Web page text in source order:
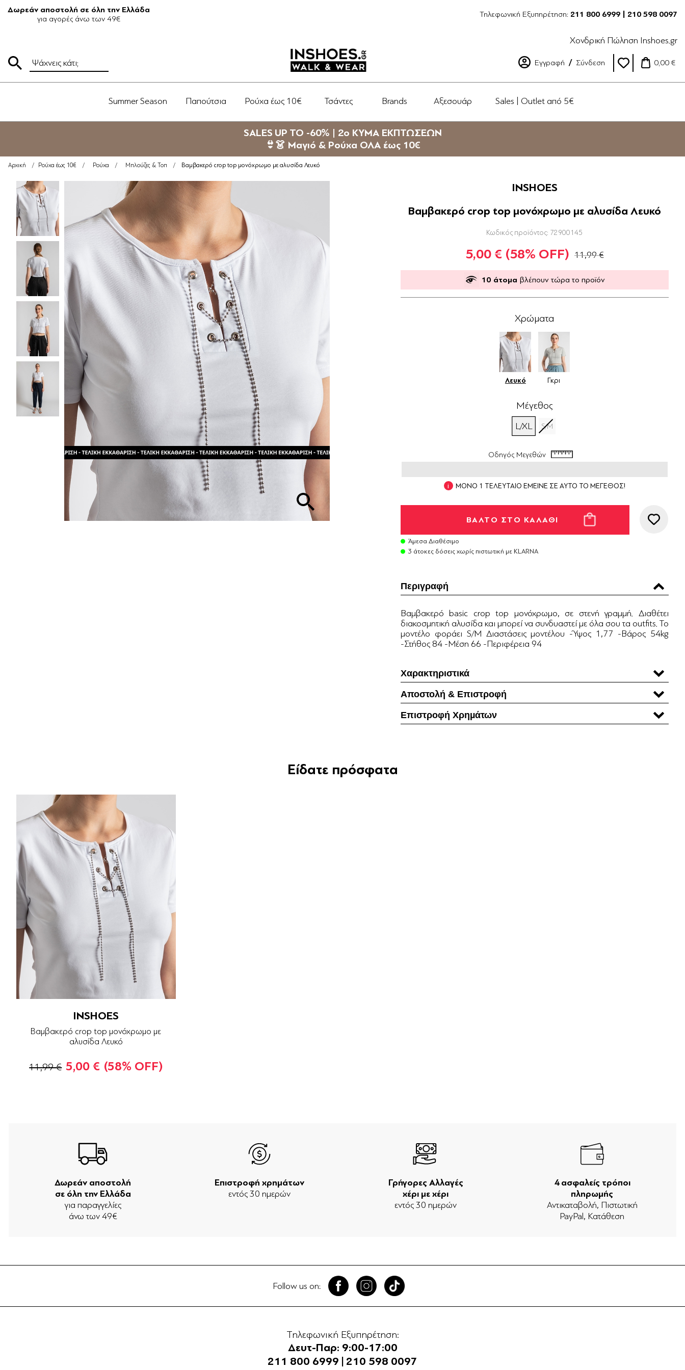
Δωρεάν αποστολή σε όλη την Ελλάδα
για αγορές άνω των 49€
Τηλεφωνική Εξυπηρέτηση: 211 800 6999 | 210 598 0097
Χονδρική Πώληση Inshoes.gr
Εγγραφή Σύνδεση 0,00 €
Summer Season Παπούτσια Ρούχα έως 10€ Τσάντες Brands Αξεσουάρ Sales | Outlet από 5€
SALES UP TO -60% | 2ο ΚΥΜΑ ΕΚΠΤΩΣΕΩΝ
👙👗 Μαγιό & Ρούχα ΟΛΑ έως 10€
Αρχική / Ρούχα έως 10€ / Ρούχα / Μπλούζες & Τοπ / Βαμβακερό crop top μονόχρωμο με αλυσίδα Λευκό
INSHOES
Βαμβακερό crop top μονόχρωμο με αλυσίδα Λευκό
Κωδικός προϊόντος: 72900145
5,00 € (58% OFF) 11,99 €
10 άτομα βλέπουν τώρα το προϊόν
Χρώματα
Λευκό Γκρι
Μέγεθος
L/XL S/M
Οδηγός Μεγεθών
ΜΟΝΟ 1 ΤΕΛΕΥΤΑΙΟ ΕΜΕΙΝΕ ΣΕ ΑΥΤΟ ΤΟ ΜΕΓΕΘΟΣ!
Άμεσα Διαθέσιμο
3 άτοκες δόσεις χωρίς πιστωτική με KLARNA
Περιγραφή
Bαμβακερό basic crop top μονόχρωμο, σε στενή γραμμή. Διαθέτει
διακοσμητική αλυσίδα και μπορεί να συνδυαστεί με όλα σου τα outfits. Το
μοντέλο φοράει S/M Διαστάσεις μοντέλου -Ύψος 1,77 -Βάρος 54kg
-Στήθος 84 -Μέση 66 -Περιφέρεια 94
Χαρακτηριστικά
Αποστολή & Επιστροφή
Επιστροφή Χρηµάτων
Είδατε πρόσφατα
INSHOES
Βαμβακερό crop top μονόχρωμο με
αλυσίδα Λευκό
11,99 € 5,00 € (58% OFF)
Δωρεάν αποστολή
σε όλη την Ελλάδα
για παραγγελίες
άνω των 49€
Επιστροφή χρημάτων
εντός 30 ημερών
Γρήγορες Αλλαγές
χέρι με χέρι
εντός 30 ημερών
4 ασφαλείς τρόποι
πληρωμής
Αντικαταβολή, Πιστωτική
PayPal, Κατάθεση
Follow us on:
Τηλεφωνική Εξυπηρέτηση:
Δευτ-Παρ: 9:00-17:00
211 800 6999
210 598 0097